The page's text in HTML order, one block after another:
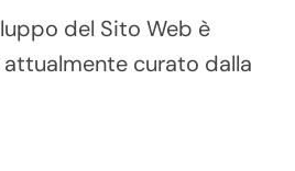
del Sito Web è
curato dalla